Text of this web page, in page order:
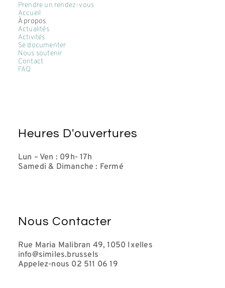
Prendre un rendez-vous
Accueil
À propos
Actualités
Activités
Se documenter
Nous soutenir
Contact
FAQ
Heures D'ouvertures
Lun – Ven : 09h- 17h
Samedi & Dimanche : Fermé
Nous Contacter
Rue Maria Malibran 49, 1050 Ixelles
info@similes.brussels
Appelez-nous 02 511 06 19